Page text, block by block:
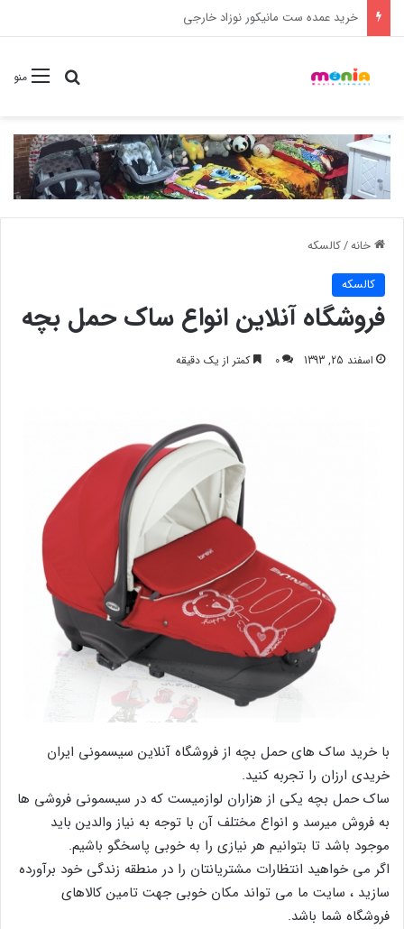
خرید شامپو سر و بدن 500 میل کودک موستلا
منوجستجو
خانه/کالسکه
کالسکه
فروشگاه آنلاین انواع ساک حمل بچه
اسفند 25, 1393 0 کمتر از یک دقیقه
با خرید ساک های حمل بچه از فروشگاه آنلاین سیسمونی ایران
خریدی ارزان را تجربه کنید.
ساک حمل بچه یکی از هزاران لوازمیست که در سیسمونی فروشی ها
به فروش میرسد و انواع مختلف آن با توجه به نیاز والدین باید
موجود باشد تا بتوانیم هر نیازی را به خوبی پاسخگو باشیم.
اگر می خواهید انتظارات مشتریانتان را در منطقه زندگی خود برآورده
سازید ، سایت ما می تواند مکان خوبی جهت تامین کالاهای
فروشگاه شما باشد.